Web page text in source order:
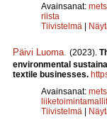
Avainsanat:
riista
Tiivistelmä |
Päivi Luoma (2023).
environmental
textile businesses.
Avainsanat:
liiketoimintamallit
Tiivistelmä |